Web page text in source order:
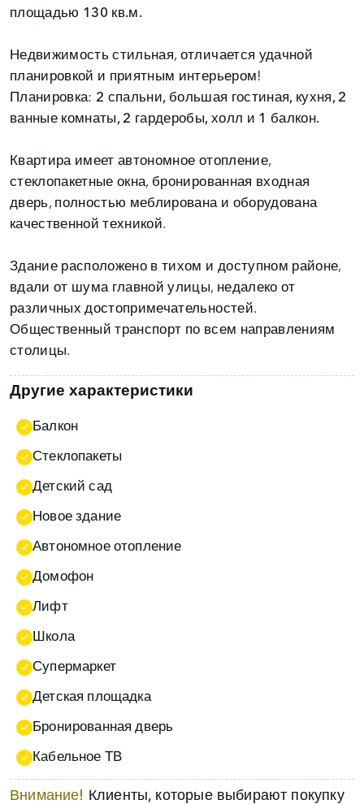
площадью 130 кв.м.
Недвижимость стильная, отличается удачной
планировкой и приятным интерьером!
Планировка: 2 спальни, большая гостиная, кухня, 2
ванные комнаты, 2 гардеробы, холл и 1 балкон.
Квартира имеет автономное отопление,
стеклопакетные окна, бронированная входная
дверь, полностью меблирована и оборудована
качественной техникой.
Здание расположено в тихом и доступном районе,
вдали от шума главной улицы, недалеко от
различных достопримечательностей.
Общественный транспорт по всем направлениям
столицы.
Другие характеристики
Балкон
Стеклопакеты
Детский сад
Новое здание
Автономное отопление
Домофон
Лифт
Школа
Супермаркет
Детская площадка
Бронированная дверь
Кабельное ТВ
Внимание!
Клиенты, которые выбирают покупку